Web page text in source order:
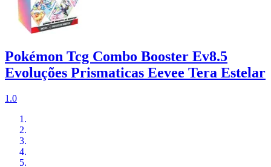
Pokémon Tcg Combo Booster Ev8.5
Evoluções Prismaticas Eevee Tera Estelar
1.0